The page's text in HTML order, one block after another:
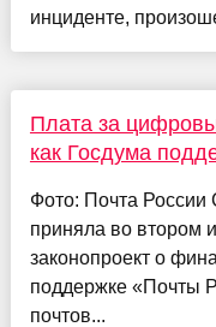
инциденте,
Плата за
как Госдума
Фото: Почта России
приняла во втором
законопроект о
поддержке «Почты
почтов...